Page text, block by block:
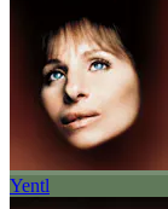
Yentl